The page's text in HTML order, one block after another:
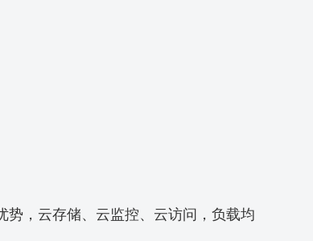
，云存储、云监控、云访问，负载均衡。中